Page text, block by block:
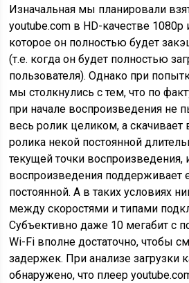
Изначальная мы планировали
youtube.com в HD-качестве 1080р
которое он полностью будет
(т.е. когда он будет полностью
пользователя). Однако при
мы столкнулись с тем, что по
при начале воспроизведения не
весь ролик целиком, а
ролика некой постоянной
текущей точки воспроизведения,
воспроизведения поддерживает
постоянной. А в таких условиях
между скоростями и типами
Субъективно даже 10 мегабит с
Wi-Fi вполне достаточно, чтобы
задержек. При анализе загрузки
обнаружено, что плеер